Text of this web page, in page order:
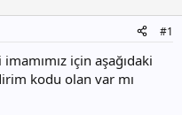
#1
için aşağıdaki
kodu olan var mı